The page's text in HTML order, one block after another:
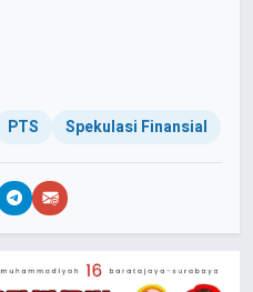
PTS Spekulasi Finansial